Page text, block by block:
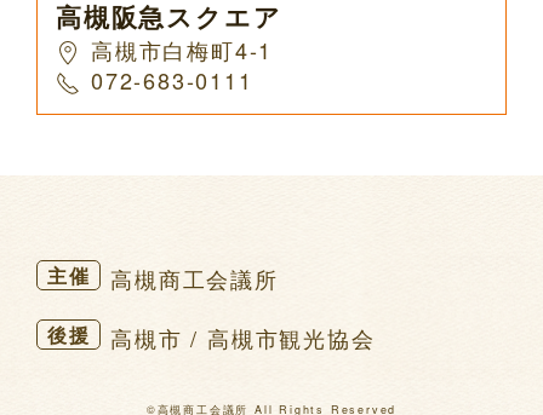
高槻阪急スクエア
高槻市白梅町4-1
072-683-0111
主催 高槻商工会議所
後援 高槻市 / 高槻市観光協会
©高槻商工会議所 All Rights Reserved